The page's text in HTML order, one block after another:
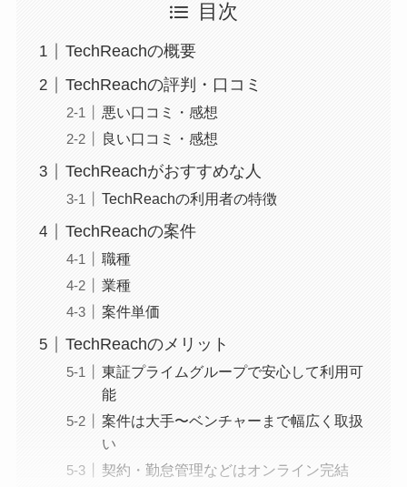
目次
TechReachの概要
TechReachの評判・口コミ
悪い口コミ・感想
良い口コミ・感想
TechReachがおすすめな人
TechReachの利用者の特徴
TechReachの案件
職種
業種
案件単価
TechReachのメリット
東証プライムグループで安心して利用可
能
案件は大手〜ベンチャーまで幅広く取扱
い
契約・勤怠管理などはオンライン完結